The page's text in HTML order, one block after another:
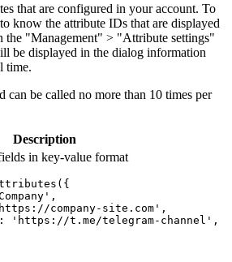
that are configured in your account. To
know the attribute IDs that are displayed
the "Management" > "Attribute settings"
be displayed in the dialog information
time.
can be called no more than 10 times per
Description
in key-value format
company-site.com',
'https://t.me/telegram-channel',